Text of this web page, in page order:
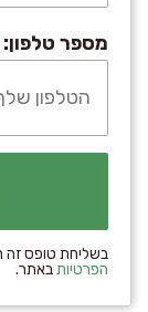
מספר טלפון:
בשליחת טופס
הפרטיותבאתר.